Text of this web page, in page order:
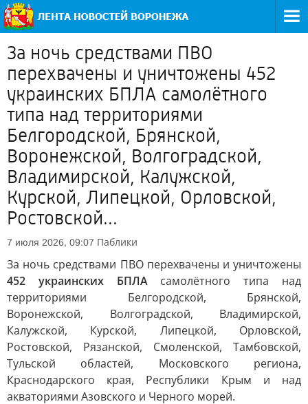
За ночь средствами ПВО
перехвачены и уничтожены 452
украинских БПЛА самолётного
типа над территориями
Белгородской, Брянской,
Воронежской, Волгоградской,
Владимирской, Калужской,
Курской, Липецкой, Орловской,
Ростовской...
7 июля 2026, 09:07 Паблики
За ночь средствами ПВО перехвачены и уничтожены
452 украинских БПЛАсамолётного типа над
территориями Белгородской, Брянской,
Воронежской, Волгоградской, Владимирской,
Калужской, Курской, Липецкой, Орловской,
Ростовской, Рязанской, Смоленской, Тамбовской,
Тульской областей, Московского региона,
Краснодарского края, Республики Крым и над
акваториями Азовского и Черного морей.